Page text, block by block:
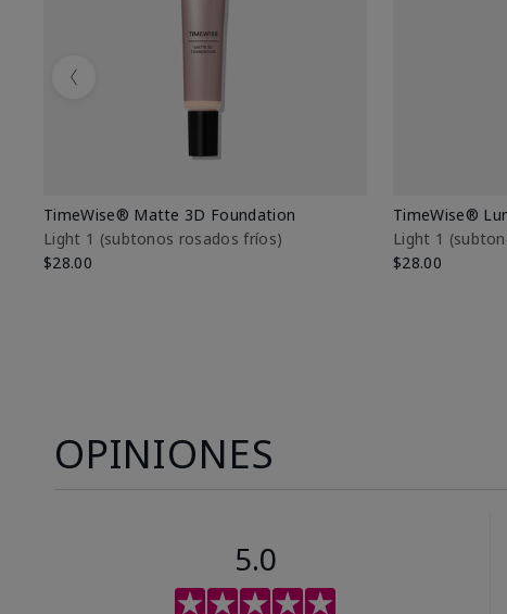
TimeWise® Matte 3D Foundation
Light 1​ (subtonos rosados fríos)
$28.00
TimeWise®
Light 1​
$28.00
Previous
OPINIONES
5.0